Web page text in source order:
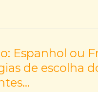
Espanhol ou
de escolha